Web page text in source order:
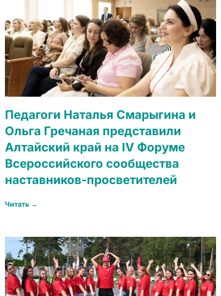
Педагоги Наталья Смарыгина и
Ольга Гречаная представили
Алтайский край на IV Форуме
Всероссийского сообщества
наставников-просветителей
Читать →